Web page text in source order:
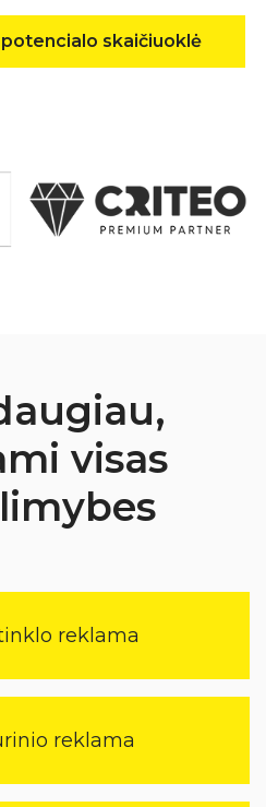
skaičiuoklė
visas
reklama
reklama